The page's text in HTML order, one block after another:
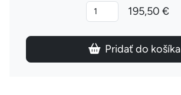
195,50 €
Pridať do košíka